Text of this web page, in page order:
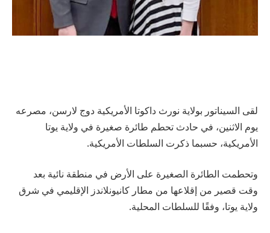
لقى السيناتور بولاية نورث داكوتا الأمريكية دوج لارسن، مصرعه
يوم الاثنين، في حادث تحطم طائرة صغيرة في ولاية يوتا
الأمريكية، حسبما ذكرت السلطات الأمريكية.
وتحطمت الطائرة الصغيرة على الأرض في منطقة نائية بعد
وقت قصير من إقلاعها من مطار كانيونلاندز الإقليمي في شرق
ولاية يوتا، وفقًا للسلطات المحلية.